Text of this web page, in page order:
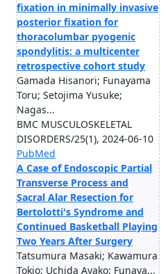
fixation in minimally invasive
posterior fixation for
thoracolumbar pyogenic
spondylitis: a multicenter
retrospective cohort study
Gamada Hisanori; Funayama
Toru; Setojima Yusuke;
Nagas...
BMC MUSCULOSKELETAL
DISORDERS/25(1), 2024-06-10
PubMed
A Case of Endoscopic Partial
Transverse Process and
Sacral Alar Resection for
Bertolotti's Syndrome and
Continued Basketball Playing
Two Years After Surgery
Tatsumura Masaki; Kawamura
Tokio; Uchida Ayako; Funaya...